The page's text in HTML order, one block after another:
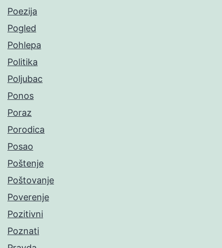
Poezija
Pogled
Pohlepa
Politika
Poljubac
Ponos
Poraz
Porodica
Posao
Poštenje
Poštovanje
Poverenje
Pozitivni
Poznati